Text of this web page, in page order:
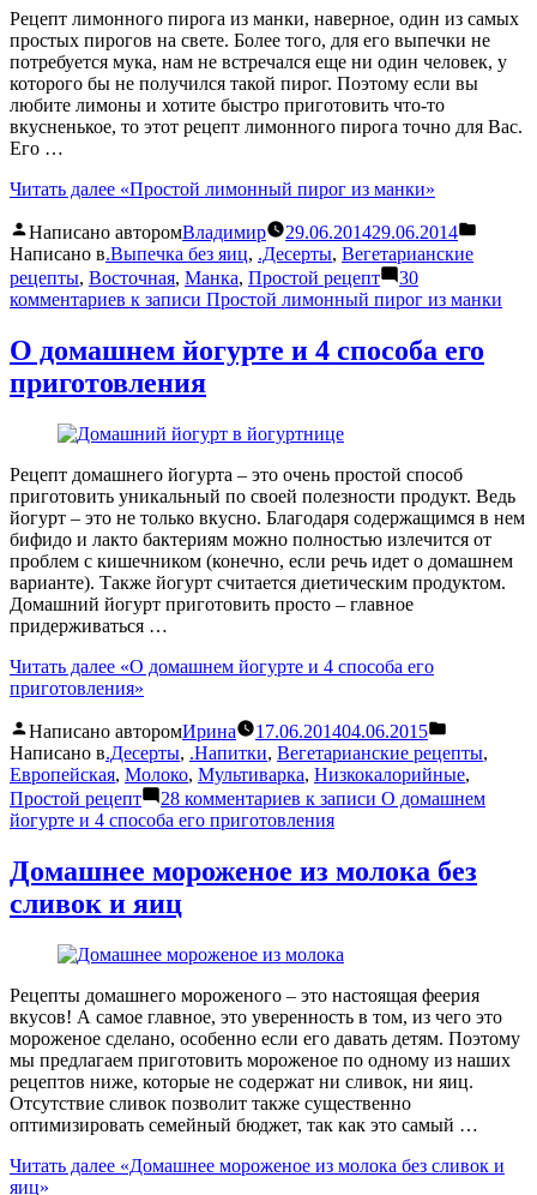
Рецепт лимонного пирога из манки, наверное, один из самых
простых пирогов на свете. Более того, для его выпечки не
потребуется мука, нам не встречался еще ни один человек, у
которого бы не получился такой пирог. Поэтому если вы
любите лимоны и хотите быстро приготовить что-то
вкусненькое, то этот рецепт лимонного пирога точно для Вас.
Его …
Читать далее «Простой лимонный пирог из манки»
Написано авторомВладимир 29.06.201429.06.2014
Написано в.Выпечка без яиц, .Десерты, Вегетарианские
рецепты, Восточная, Манка, Простой рецепт
30
комментариев к записи Простой лимонный пирог из манки
О домашнем йогурте и 4 способа его
приготовления
Рецепт домашнего йогурта – это очень простой способ
приготовить уникальный по своей полезности продукт. Ведь
йогурт – это не только вкусно. Благодаря содержащимся в нем
бифидо и лакто бактериям можно полностью излечится от
проблем с кишечником (конечно, если речь идет о домашнем
варианте). Также йогурт считается диетическим продуктом.
Домашний йогурт приготовить просто – главное
придерживаться …
Читать далее «О домашнем йогурте и 4 способа его
приготовления»
Написано авторомИрина 17.06.201404.06.2015
Написано в.Десерты, .Напитки, Вегетарианские рецепты,
Европейская, Молоко, Мультиварка, Низкокалорийные,
Простой рецепт
28 комментариев к записи О домашнем
йогурте и 4 способа его приготовления
Домашнее мороженое из молока без
сливок и яиц
Рецепты домашнего мороженого – это настоящая феерия
вкусов! А самое главное, это уверенность в том, из чего это
мороженое сделано, особенно если его давать детям. Поэтому
мы предлагаем приготовить мороженое по одному из наших
рецептов ниже, которые не содержат ни сливок, ни яиц.
Отсутствие сливок позволит также существенно
оптимизировать семейный бюджет, так как это самый …
Читать далее «Домашнее мороженое из молока без сливок и
яиц»